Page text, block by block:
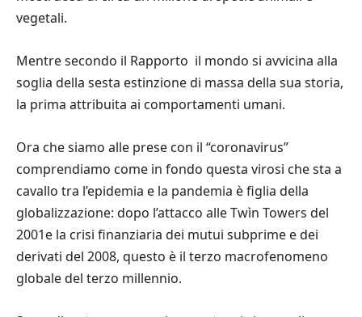
vegetali.
Mentresecondo il Rapporto il mondo si avvicina alla
soglia della sesta estinzione di massa della sua storia,
la prima attribuita ai comportamenti umani.
Ora che siamo alle prese con il “coronavirus”
comprendiamo come in fondo questa virosi che sta a
cavallo tra l’epidemia e la pandemia è figlia della
globalizzazione: dopo l’attacco alle Twìn Towers del
2001e la crisi finanziaria dei mutui subprime e dei
derivati del 2008, questo è il terzo macrofenomeno
globale del terzo millennio.